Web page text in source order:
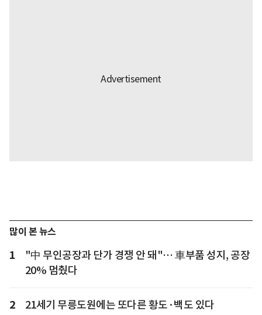
많이 본 뉴스
1
"中 무인공장과 단가 경쟁 안 돼"… 車부품 성지, 공장
20% 멈췄다
2 21세기 무릉도원에는 또다른 황도·백도 있다